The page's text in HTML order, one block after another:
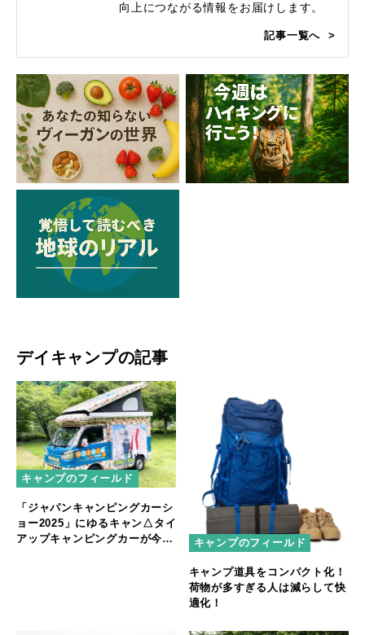
向上につながる情報をお届けします。
記事一覧へ
デイキャンプの記事
キャンプのフィールド
「ジャパンキャンピングカーシ
ョー2025」にゆるキャン△タイ
アップキャンピングカーが今年
キャンプのフィールド
キャンプ道具をコンパクト化！
荷物が多すぎる人は減らして快
適化！